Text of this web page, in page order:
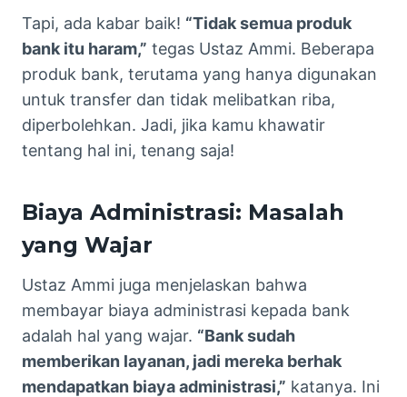
Tapi, ada kabar baik! “Tidak semua produk
bank itu haram,” tegas Ustaz Ammi. Beberapa
produk bank, terutama yang hanya digunakan
untuk transfer dan tidak melibatkan riba,
diperbolehkan. Jadi, jika kamu khawatir
tentang hal ini, tenang saja!
Biaya Administrasi: Masalah
yang Wajar
Ustaz Ammi juga menjelaskan bahwa
membayar biaya administrasi kepada bank
adalah hal yang wajar. “Bank sudah
memberikan layanan, jadi mereka berhak
mendapatkan biaya administrasi,” katanya. Ini